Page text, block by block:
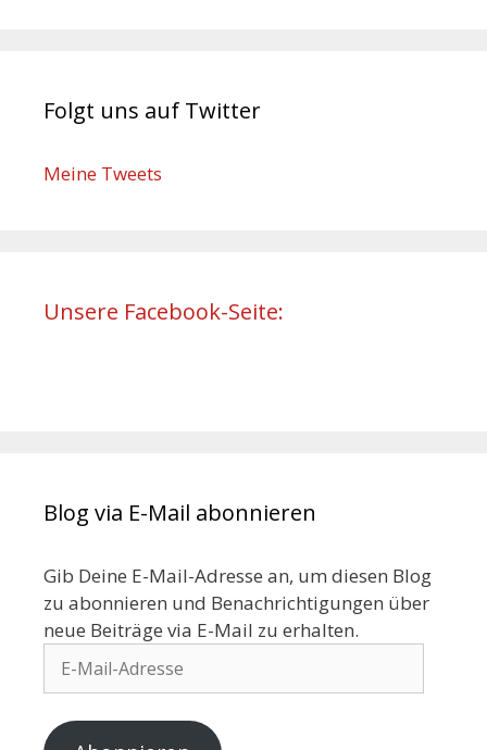
Folgt uns auf Twitter
Meine Tweets
Unsere Facebook-Seite:
Blog via E-Mail abonnieren
Gib Deine E-Mail-Adresse an, um diesen Blog
zu abonnieren und Benachrichtigungen über
neue Beiträge via E-Mail zu erhalten.